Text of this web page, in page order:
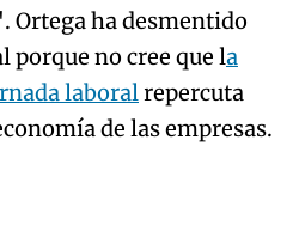
Ortega ha desmentido
porque no cree que la
laboralrepercuta
de las empresas.